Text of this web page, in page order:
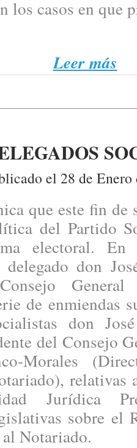
los casos en que
Leer más
el 28 de Enero
que este fin de
del Partido
electoral. En
don
de enmiendas
don
del Consejo
Morales
relativas
Jurídica
sobre el
Notariado.